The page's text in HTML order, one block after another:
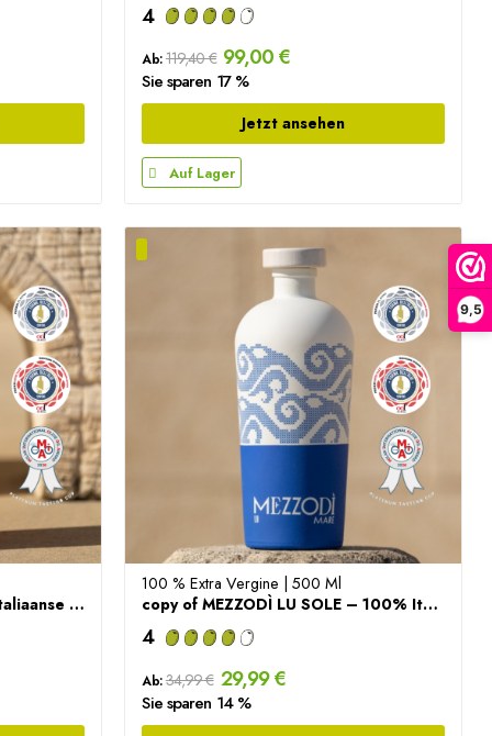
9,5
4
Ab: 119,40 € 99,00 €
Sie sparen 17 %
Jetzt ansehen
Auf Lager
MEZZODÌ LU SOLE – 100% Italiaanse Extra Vierge...
100 % Extra Vergine | 500 Ml
copy of MEZZODÌ LU SOLE – 100% Italiaanse Extra...
4
Ab: 34,99 € 29,99 €
Sie sparen 14 %